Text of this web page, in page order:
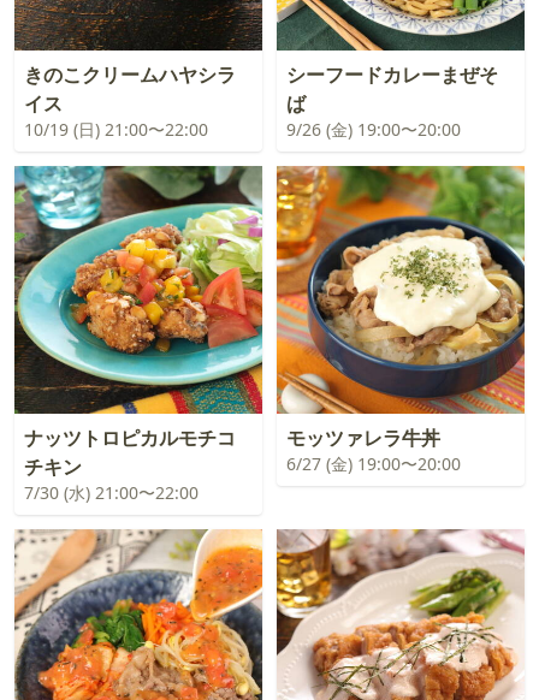
きのこクリームハヤシラ
イス
10/19 (日) 21:00〜22:00
シーフードカレーまぜそ
ば
9/26 (金) 19:00〜20:00
ナッツトロピカルモチコ
チキン
7/30 (水) 21:00〜22:00
モッツァレラ牛丼
6/27 (金) 19:00〜20:00